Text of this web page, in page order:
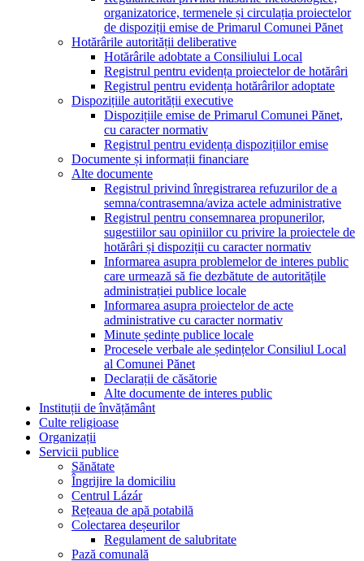
organizatorice, termenele și circulația proiectelor
de dispoziții emise de Primarul Comunei Pănet
Hotărârile autorității deliberative
Hotărârile adobtate a Consiliului Local
Registrul pentru evidența proiectelor de hotărâri
Registrul pentru evidența hotărârilor adoptate
Dispozițiile autorității executive
Dispozițiile emise de Primarul Comunei Pănet,
cu caracter normativ
Registrul pentru evidența dispozițiilor emise
Documente și informații financiare
Alte documente
Registrul privind înregistrarea refuzurilor de a
semna/contrasemna/aviza actele administrative
Registrul pentru consemnarea propunerilor,
sugestiilor sau opiniilor cu privire la proiectele de
hotărâri și dispoziții cu caracter normativ
Informarea asupra problemelor de interes public
care urmează să fie dezbătute de autoritățile
administrației publice locale
Informarea asupra proiectelor de acte
administrative cu caracter normativ
Minute ședințe publice locale
Procesele verbale ale ședințelor Consiliul Local
al Comunei Pănet
Declarații de căsătorie
Alte documente de interes public
Instituții de învățământ
Culte religioase
Organizații
Servicii publice
Sănătate
Îngrijire la domiciliu
Centrul Lázár
Rețeaua de apă potabilă
Colectarea deșeurilor
Regulament de salubritate
Pază comunală